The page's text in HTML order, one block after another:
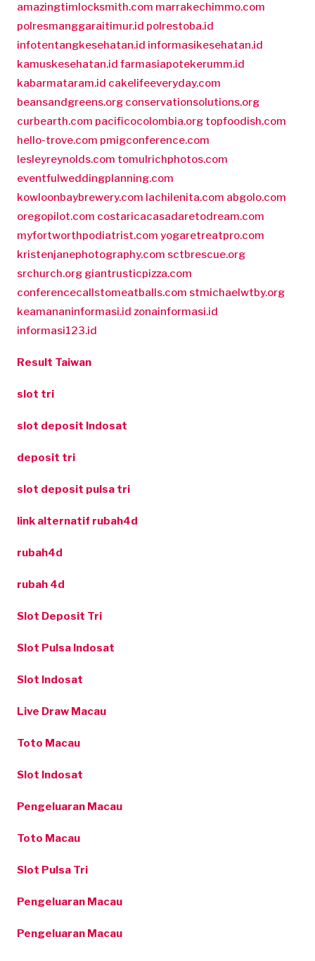
amazingtimlocksmith.com marrakechimmo.com
polresmanggaraitimur.id polrestoba.id
infotentangkesehatan.id informasikesehatan.id
kamuskesehatan.id farmasiapotekerumm.id
kabarmataram.id cakelifeeveryday.com
beansandgreens.org conservationsolutions.org
curbearth.com pacificocolombia.org topfoodish.com
hello-trove.com pmigconference.com
lesleyreynolds.com tomulrichphotos.com
eventfulweddingplanning.com
kowloonbaybrewery.com lachilenita.com abgolo.com
oregopilot.com costaricacasadaretodream.com
myfortworthpodiatrist.com yogaretreatpro.com
kristenjanephotography.com sctbrescue.org
srchurch.org giantrusticpizza.com
conferencecallstomeatballs.com stmichaelwtby.org
keamananinformasi.id zonainformasi.id
informasi123.id
Result Taiwan
slot tri
slot deposit Indosat
deposit tri
slot deposit pulsa tri
link alternatif rubah4d
rubah4d
rubah 4d
Slot Deposit Tri
Slot Pulsa Indosat
Slot Indosat
Live Draw Macau
Toto Macau
Slot Indosat
Pengeluaran Macau
Toto Macau
Slot Pulsa Tri
Pengeluaran Macau
Pengeluaran Macau